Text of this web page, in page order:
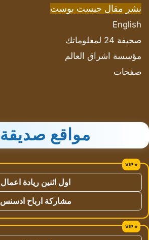
نشر مقال جيست بوست
English
صحيفة 24 لمعلوماتك
مؤسسة اشراق العالم
صفحات
مواقع صديقة
اول اثنين ريادة اعمال
مشاركة ارباح ادسنس